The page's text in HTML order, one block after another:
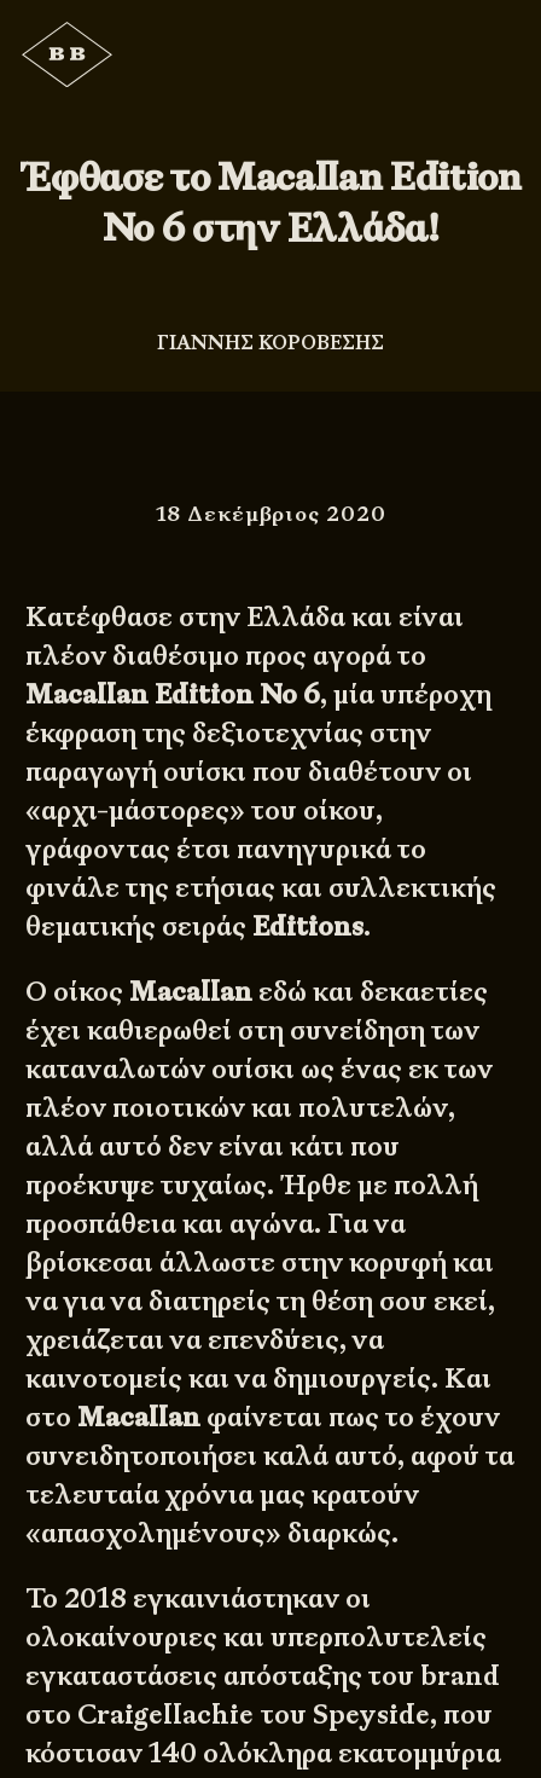
Έφθασε το Macallan Edition
No 6 στην Ελλάδα!
ΓΙΑΝΝΗΣ ΚΟΡΟΒΕΣΗΣ
18 Δεκέμβριος 2020
Κατέφθασε στην Ελλάδα και είναι
πλέον διαθέσιμο προς αγορά το
Macallan Edition No 6, μία υπέροχη
έκφραση της δεξιοτεχνίας στην
παραγωγή ουίσκι που διαθέτουν οι
«αρχι-μάστορες» του οίκου,
γράφοντας έτσι πανηγυρικά το
φινάλε της ετήσιας και συλλεκτικής
θεματικής σειράς Editions.
Ο οίκος Macallan εδώ και δεκαετίες
έχει καθιερωθεί στη συνείδηση των
καταναλωτών ουίσκι ως ένας εκ των
πλέον ποιοτικών και πολυτελών,
αλλά αυτό δεν είναι κάτι που
προέκυψε τυχαίως. Ήρθε με πολλή
προσπάθεια και αγώνα. Για να
βρίσκεσαι άλλωστε στην κορυφή και
να για να διατηρείς τη θέση σου εκεί,
χρειάζεται να επενδύεις, να
καινοτομείς και να δημιουργείς. Και
στο Macallan φαίνεται πως το έχουν
συνειδητοποιήσει καλά αυτό, αφού τα
τελευταία χρόνια μας κρατούν
«απασχολημένους» διαρκώς.
Το 2018 εγκαινιάστηκαν οι
ολοκαίνουριες και υπερπολυτελείς
εγκαταστάσεις απόσταξης του brand
στο Craigellachie του Speyside, που
κόστισαν 140 ολόκληρα εκατομμύρια